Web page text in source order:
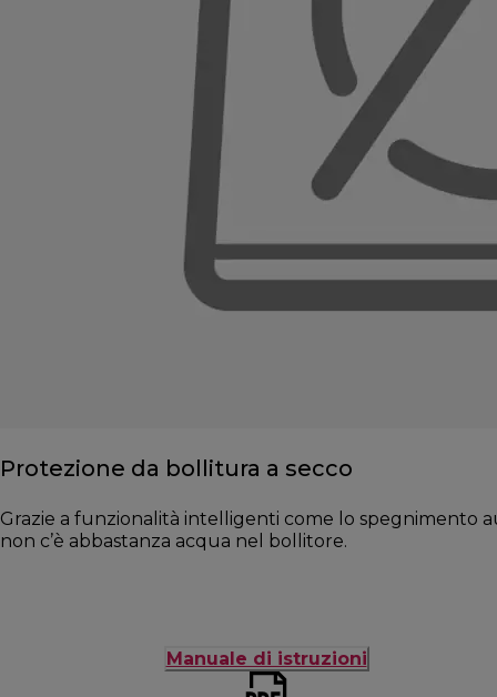
Protezione da bollitura a secco
Grazie a funzionalità intelligenti come lo spegnimento
non c’è abbastanza acqua nel bollitore.
Manuale di istruzioni